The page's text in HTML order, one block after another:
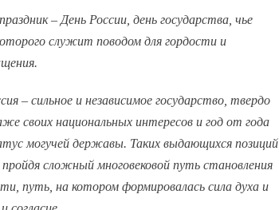
– День России, день государства, чье
служит поводом для гордости и
– сильное и независимое государство, твердо
своих национальных интересов и год от года
могучей державы. Таких выдающихся позиций
пройдя сложный многовековой путь становления
путь, на котором формировалась сила духа и